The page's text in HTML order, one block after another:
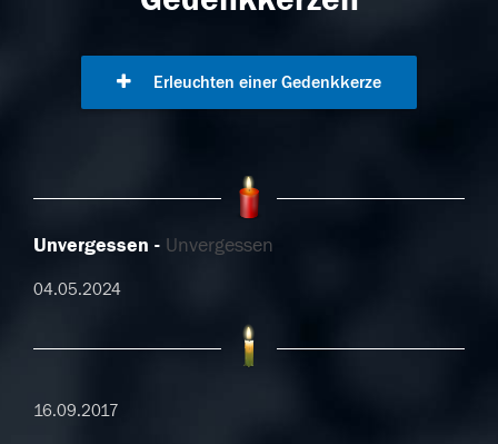
Erleuchten einer Gedenkkerze
Unvergessen Unvergessen
04.05.2024
16.09.2017